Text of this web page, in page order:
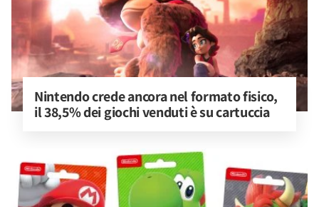
Nintendo crede ancora nel formato fisico,
il 38,5% dei giochi venduti è su cartuccia